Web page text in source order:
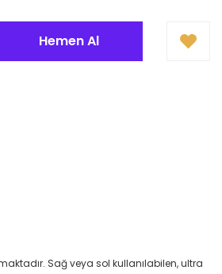
Hemen Al
Sağ veya sol kullanılabilen, ultra